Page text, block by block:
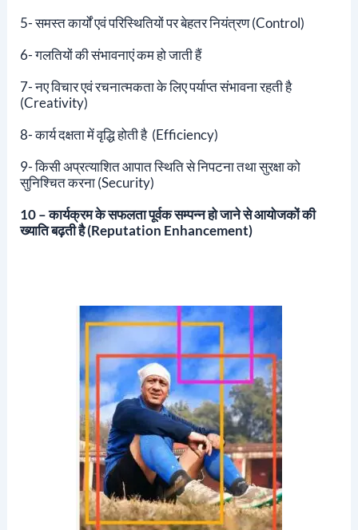
5- समस्त कार्यों एवं परिस्थितियों पर बेहतर नियंत्रण (Control)
6- गलतियों की संभावनाएं कम हो जाती हैं
7- नए विचार एवं रचनात्मकता के लिए पर्याप्त संभावना रहती है
(Creativity)
8- कार्य दक्षता में वृद्धि होती है (Efficiency)
9- किसी अप्रत्याशित आपात स्थिति से निपटना तथा सुरक्षा को
सुनिश्चित करना (Security)
10 – कार्यक्रम के सफलता पूर्वक सम्पन्न हो जाने से आयोजकों की
ख्याति बढ़ती है (Reputation Enhancement)